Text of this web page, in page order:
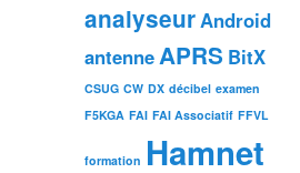
analyseur Android
antenne APRS BitX
CSUG CW DX décibel examen
F5KGA FAI FAI Associatif FFVL
formation Hamnet